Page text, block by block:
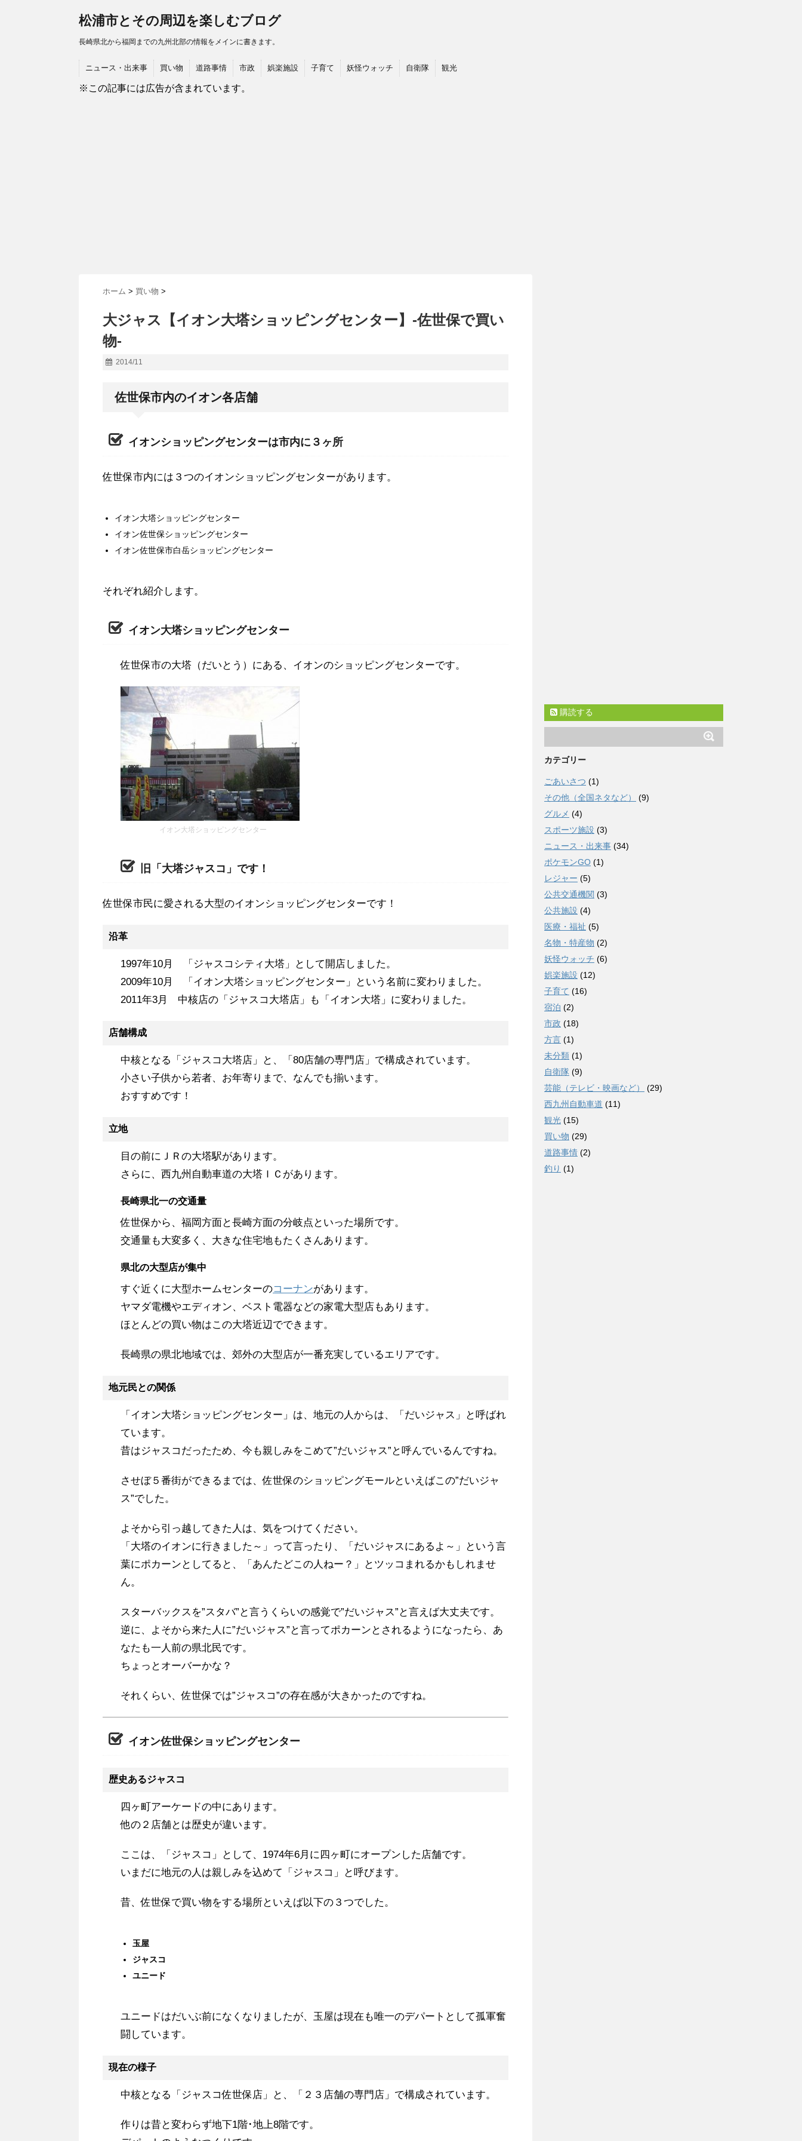
松浦市とその周辺を楽しむブログ
長崎県北から福岡までの九州北部の情報をメインに書きます。
ニュース・出来事 買い物 道路事情 市政 娯楽施設 子育て 妖怪ウォッチ 自衛隊 観光
※この記事には広告が含まれています。
ホーム > 買い物 >
大ジャス【イオン大塔ショッピングセンター】-佐世保で買い
物-
2014/11
佐世保市内のイオン各店舗
イオンショッピングセンターは市内に３ヶ所
佐世保市内には３つのイオンショッピングセンターがあります。
イオン大塔ショッピングセンター
イオン佐世保ショッピングセンター
イオン佐世保市白岳ショッピングセンター
それぞれ紹介します。
イオン大塔ショッピングセンター
佐世保市の大塔（だいとう）にある、イオンのショッピングセンターです。
イオン大塔ショッピングセンター
旧「大塔ジャスコ」です！
佐世保市民に愛される大型のイオンショッピングセンターです！
沿革
1997年10月 「ジャスコシティ大塔」として開店しました。
2009年10月 「イオン大塔ショッピングセンター」という名前に変わりました。
2011年3月 中核店の「ジャスコ大塔店」も「イオン大塔」に変わりました。
店舗構成
中核となる「ジャスコ大塔店」と、「80店舗の専門店」で構成されています。
小さい子供から若者、お年寄りまで、なんでも揃います。
おすすめです！
立地
目の前にＪＲの大塔駅があります。
さらに、西九州自動車道の大塔ＩＣがあります。
長崎県北一の交通量
佐世保から、福岡方面と長崎方面の分岐点といった場所です。
交通量も大変多く、大きな住宅地もたくさんあります。
県北の大型店が集中
すぐ近くに大型ホームセンターのコーナンがあります。
ヤマダ電機やエディオン、ベスト電器などの家電大型店もあります。
ほとんどの買い物はこの大塔近辺でできます。
長崎県の県北地域では、郊外の大型店が一番充実しているエリアです。
地元民との関係
「イオン大塔ショッピングセンター」は、地元の人からは、「だいジャス」と呼ばれ
ています。
昔はジャスコだったため、今も親しみをこめて”だいジャス”と呼んでいるんですね。
させぼ５番街ができるまでは、佐世保のショッピングモールといえばこの”だいジャ
ス”でした。
よそから引っ越してきた人は、気をつけてください。
「大塔のイオンに行きました～」って言ったり、「だいジャスにあるよ～」という言
葉にポカーンとしてると、「あんたどこの人ねー？」とツッコまれるかもしれませ
ん。
スターバックスを”スタバ”と言うくらいの感覚で”だいジャス”と言えば大丈夫です。
逆に、よそから来た人に”だいジャス”と言ってポカーンとされるようになったら、あ
なたも一人前の県北民です。
ちょっとオーバーかな？
それくらい、佐世保では”ジャスコ”の存在感が大きかったのですね。
イオン佐世保ショッピングセンター
歴史あるジャスコ
四ヶ町アーケードの中にあります。
他の２店舗とは歴史が違います。
ここは、「ジャスコ」として、1974年6月に四ヶ町にオープンした店舗です。
いまだに地元の人は親しみを込めて「ジャスコ」と呼びます。
昔、佐世保で買い物をする場所といえば以下の３つでした。
玉屋
ジャスコ
ユニード
ユニードはだいぶ前になくなりましたが、玉屋は現在も唯一のデパートとして孤軍奮
闘しています。
現在の様子
中核となる「ジャスコ佐世保店」と、「２３店舗の専門店」で構成されています。
作りは昔と変わらず地下1階･地上8階です。
購読する
カテゴリー
ごあいさつ (1)
その他（全国ネタなど）
(9)
グルメ (4)
スポーツ施設 (3)
ニュース・出来事 (34)
ポケモンGO (1)
レジャー (5)
公共交通機関 (3)
公共施設 (4)
医療・福祉 (5)
名物・特産物 (2)
妖怪ウォッチ (6)
娯楽施設 (12)
子育て (16)
宿泊 (2)
市政 (18)
方言 (1)
未分類 (1)
自衛隊 (9)
芸能（テレビ・映画など）
(29)
西九州自動車道 (11)
観光 (15)
買い物 (29)
道路事情 (2)
釣り (1)